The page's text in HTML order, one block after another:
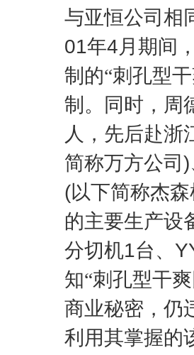
与亚恒公司相
01年4月期间
制的“刺孔型
制。同时，周
人，先后赴浙
简称万方公司)
(以下简称杰
的主要生产设
分切机1台、
知“刺孔型干
商业秘密，仍
利用其掌握的